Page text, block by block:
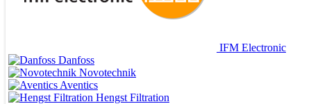
IFM Electronic
Danfoss
Novotechnik
Aventics
Hengst Filtration